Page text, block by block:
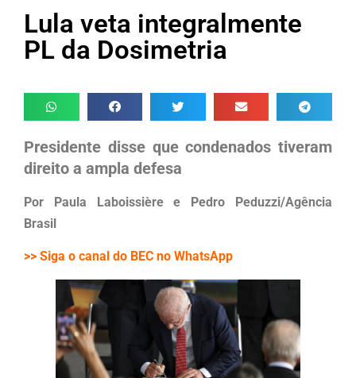
Lula veta integralmente
PL da Dosimetria
Presidente disse que condenados tiveram
direito a ampla defesa
Por Paula Laboissière e Pedro Peduzzi/Agência
Brasil
>> Siga o canal do BEC no WhatsApp